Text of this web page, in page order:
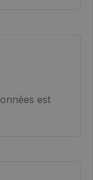
est